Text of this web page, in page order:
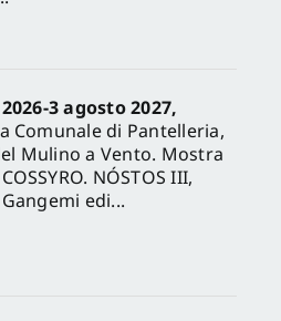
3 agosto 2027,
Comunale di Pantelleria,
Mulino a Vento. Mostra
NÓSTOS III,
edi...